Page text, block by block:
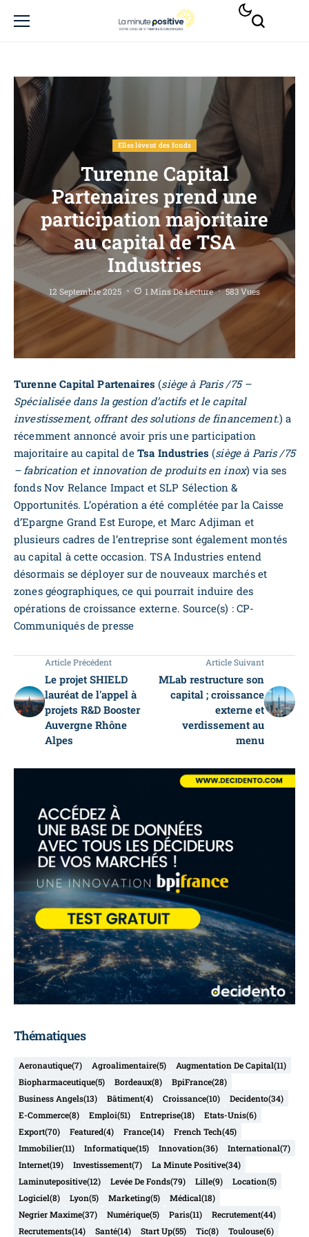
Elles lèvent des fonds
Turenne Capital
Partenaires prend une
participation majoritaire
au capital de TSA
Industries
12 Septembre 2025 1 Mins De Lecture 583 Vues
Turenne Capital Partenaires (siège à Paris /75 –
Spécialisée dans la gestion d’actifs et le capital
investissement, offrant des solutions de financement.) a
récemment annoncé avoir pris une participation
majoritaire au capital de Tsa Industries (siège à Paris /75
– fabrication et innovation de produits en inox) via ses
fonds Nov Relance Impact et SLP Sélection &
Opportunités. L’opération a été complétée par la Caisse
d’Epargne Grand Est Europe, et Marc Adjiman et
plusieurs cadres de l’entreprise sont également montés
au capital à cette occasion. TSA Industries entend
désormais se déployer sur de nouveaux marchés et
zones géographiques, ce qui pourrait induire des
opérations de croissance externe. Source(s) : CP-
Communiqués de presse
Article Précédent
Le projet SHIELD
lauréat de l'appel à
projets R&D Booster
Auvergne Rhône
Alpes
Article Suivant
MLab restructure son
capital ; croissance
externe et
verdissement au
menu
Thématiques
Aeronautique(7) Agroalimentaire(5) Augmentation De Capital(11)
Biopharmaceutique(5) Bordeaux(8) BpiFrance(28)
Business Angels(13) Bâtiment(4) Croissance(10) Decidento(34)
E-Commerce(8) Emploi(51) Entreprise(18) Etats-Unis(6)
Export(70) Featured(4) France(14) French Tech(45)
Immobilier(11) Informatique(15) Innovation(36) International(7)
Internet(19) Investissement(7) La Minute Positive(34)
Laminutepositive(12) Levée De Fonds(79) Lille(9) Location(5)
Logiciel(8) Lyon(5) Marketing(5) Médical(18)
Negrier Maxime(37) Numérique(5) Paris(11) Recrutement(44)
Recrutements(14) Santé(14) Start Up(55) Tic(8) Toulouse(6)